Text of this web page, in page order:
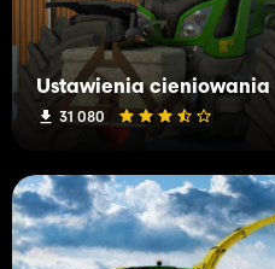
Ustawienia cieniowania
31 080